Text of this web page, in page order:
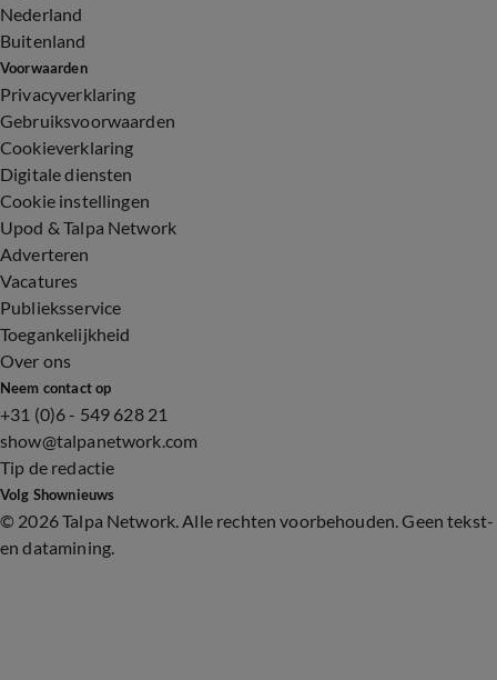
Nederland
Buitenland
Voorwaarden
Privacyverklaring
Gebruiksvoorwaarden
Cookieverklaring
Digitale diensten
Cookie instellingen
Upod & Talpa Network
Adverteren
Vacatures
Publieksservice
Toegankelijkheid
Over ons
Neem contact op
+31 (0)6 - 549 628 21
show@talpanetwork.com
Tip de redactie
Volg Shownieuws
© 2026 Talpa Network. Alle rechten voorbehouden. Geen tekst-
en datamining.